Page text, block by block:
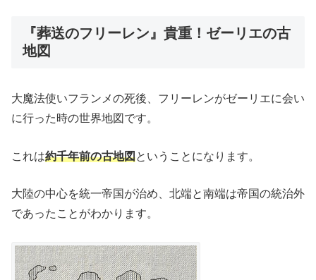
『葬送のフリーレン』貴重！ゼーリエの古
地図
大魔法使いフランメの死後、フリーレンがゼーリエに会い
に行った時の世界地図です。
これは約千年前の古地図ということになります。
大陸の中心を統一帝国が治め、北端と南端は帝国の統治外
であったことがわかります。